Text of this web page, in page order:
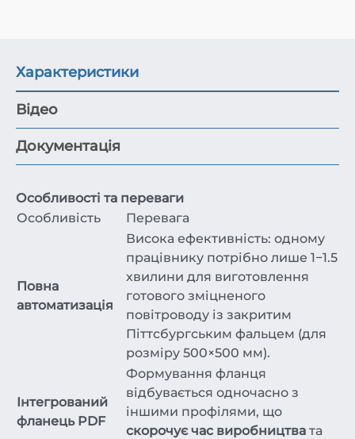
Характеристики
Відео
Документація
Особливості та переваги
Особливість
Перевага
Повна
автоматизація
Висока ефективність: одному
працівнику потрібно лише 1−1.5
хвилини для виготовлення
готового зміцненого
повітроводу із закритим
Піттсбургським фальцем (для
розміру 500×500 мм).
Інтегрований
фланець PDF
Формування фланця
відбувається одночасно з
іншими профілями, що
скорочує час виробництва та